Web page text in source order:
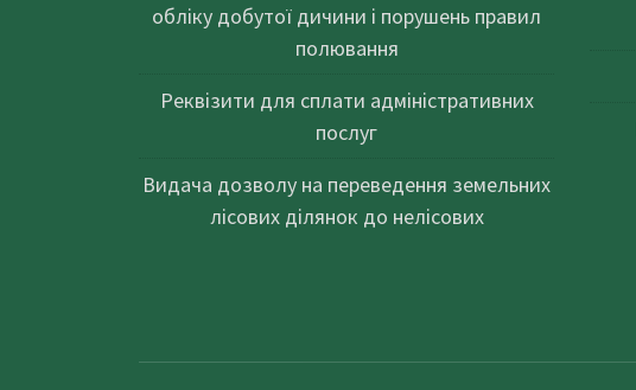
обліку добутої дичини і порушень правил
полювання
Реквізити для сплати адміністративних
послуг
Видача дозволу на переведення земельних
лісових ділянок до нелісових